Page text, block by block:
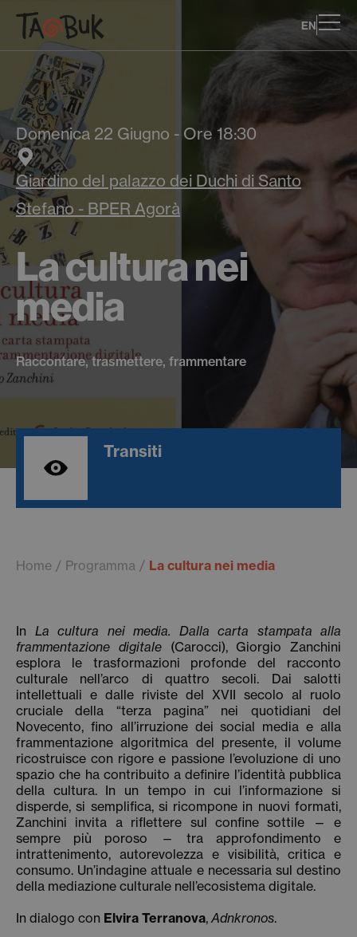
EN
Domenica 22 Giugno - Ore 18:30
Giardino del palazzo dei Duchi di Santo
Stefano - BPER Agorà
La cultura nei
media
Raccontare, trasmettere, frammentare
Transiti
Home Programma La cultura nei media
In La cultura nei media. Dalla carta stampata alla
frammentazione digitale(Carocci), Giorgio Zanchini
esplora le trasformazioni profonde del racconto
culturale nell’arco di quattro secoli. Dai salotti
intellettuali e dalle riviste del XVII secolo al ruolo
cruciale della “terza pagina” nei quotidiani del
Novecento, fino all’irruzione dei social media e alla
frammentazione algoritmica del presente, il volume
ricostruisce con rigore e passione l’evoluzione di uno
spazio che ha contribuito a definire l’identità pubblica
della cultura. In un tempo in cui l’informazione si
disperde, si semplifica, si ricompone in nuovi formati,
Zanchini invita a riflettere sul confine sottile — e
sempre più poroso — tra approfondimento e
intrattenimento, autorevolezza e visibilità, critica e
consumo. Un’indagine attuale e necessaria sul destino
della mediazione culturale nell’ecosistema digitale.
In dialogo con Elvira Terranova,Adnkronos.